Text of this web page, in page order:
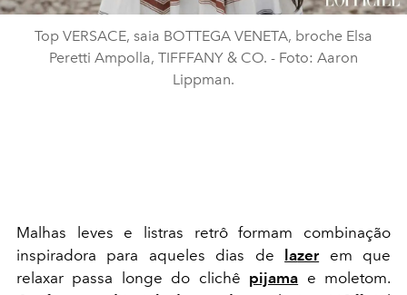
Top VERSACE, saia BOTTEGA VENETA, broche Elsa
Peretti Ampolla, TIFFFANY & CO. - Foto: Aaron
Lippman.
Malhas leves e listras retrô formam combinação
inspiradora para aqueles dias de
lazerem que
relaxar passa longe do clichê pijama e moletom.